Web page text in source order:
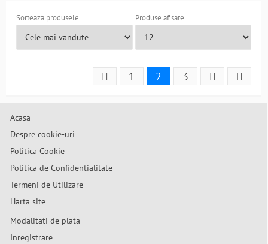
Sorteaza produsele Produse afisate
1 2 3
Acasa
Despre cookie-uri
Politica Cookie
Politica de Confidentialitate
Termeni de Utilizare
Harta site
Modalitati de plata
Inregistrare